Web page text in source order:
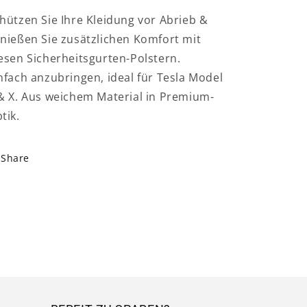
Sie Ihre Kleidung vor Abrieb &
Sie zusätzlichen Komfort mit
Sicherheitsgurten-Polstern.
anzubringen, ideal für Tesla Model
X. Aus weichem Material in Premium-
Share